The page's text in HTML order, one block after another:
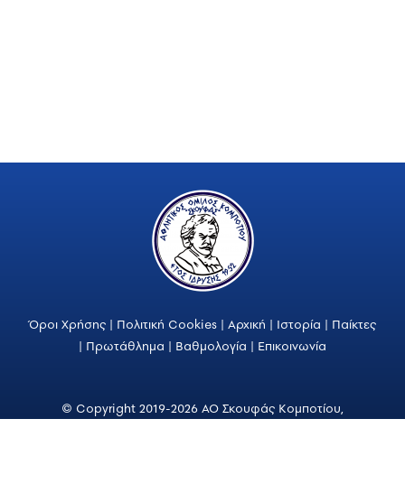
Όροι Χρήσης | Πολιτική Cookies | Αρχική | Ιστορία | Παίκτες
| Πρωτάθλημα | Βαθμολογία | Επικοινωνία
© Copyright 2019-2026 ΑΟ Σκουφάς Κομποτίου,